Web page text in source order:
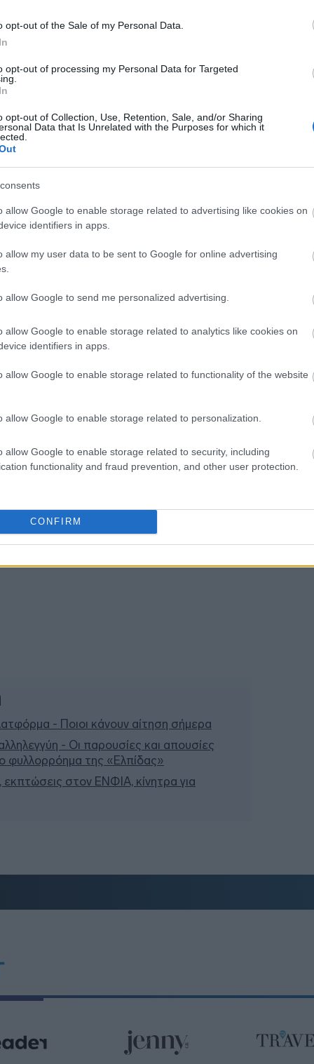
opt-out of the Sale of my Personal Data.
opt-out of processing my Personal Data for Targeted
opt-out of Collection, Use, Retention, Sale, and/or Sharing
Data that Is Unrelated with the Purposes for which it
allow Google to enable storage related to advertising like cookies on
identifiers in apps.
allow my user data to be sent to Google for online advertising
allow Google to send me personalized advertising.
allow Google to enable storage related to analytics like cookies on
identifiers in apps.
allow Google to enable storage related to functionality of the website
allow Google to enable storage related to personalization.
allow Google to enable storage related to security, including
functionality and fraud prevention, and other user protection.
CONFIRM
τον αμερικανικό λαό ή τις
πρόσθεσε προειδοποιώντας ότι το Ιράν
στρατιωτικές θέσεις αν εμπλακούν
Ισραήλ.
- Ποιοι κάνουν αίτηση σήμερα
- Οι παρουσίες και απουσίες
φυλλορρόημα της «Ελπίδας»
στον ΕΝΦΙΑ, κίνητρα για